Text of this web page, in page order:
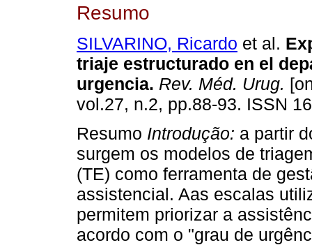
Resumo
SILVARINO, Ricardo et al.
triaje estructurado en el
urgencia. Rev. Méd. Urug.
vol.27, n.2, pp.88-93. ISSN
Resumo Introdução: a partir
surgem os modelos de
(TE) como ferramenta de
assistencial. Aas escalas
permitem priorizar a
acordo com o "grau de